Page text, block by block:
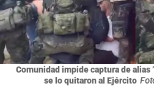
Comunidad impide captura de alias
se lo quitaron al Ejército